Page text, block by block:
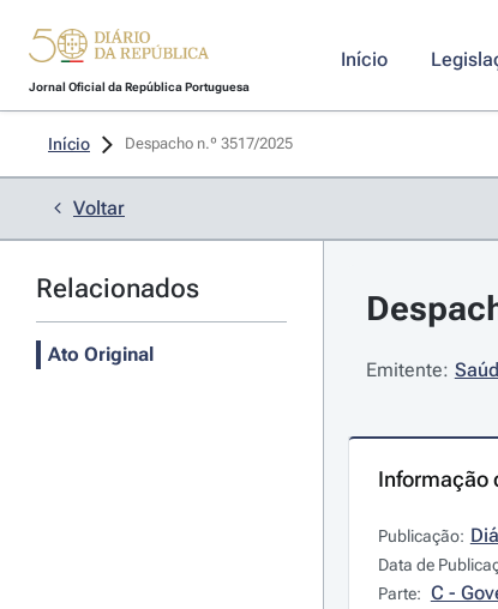
Jornal Oficial da República Portuguesa
Início
Início Despacho n.º 3517/2025
Voltar
Relacionados
Ato Original
Emitente:
Informação
Publicação:
Data de
Parte: C -